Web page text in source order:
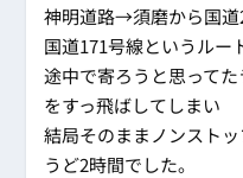
神明道路→須磨から国道
国道171号線というルー
途中で寄ろうと思ってた
をすっ飛ばしてしまい
結局そのままノンスト
うど2時間でした。